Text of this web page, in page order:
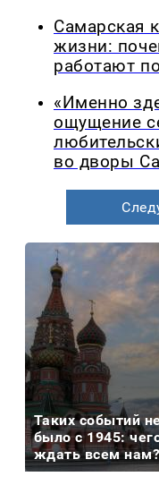
Самарская
жизни:
работают
«Именно
ощущение
во дворы
Таких событий
было с 1945:
ждать всем